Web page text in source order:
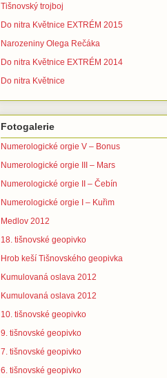
Tišnovský trojboj
Do nitra Květnice EXTRÉM 2015
Narozeniny Olega Rečáka
Do nitra Květnice EXTRÉM 2014
Do nitra Květnice
Fotogalerie
Numerologické orgie V – Bonus
Numerologické orgie III – Mars
Numerologické orgie II – Čebín
Numerologické orgie I – Kuřim
Medlov 2012
18. tišnovské geopivko
Hrob keší Tišnovského geopivka
Kumulovaná oslava 2012
Kumulovaná oslava 2012
10. tišnovské geopivko
9. tišnovské geopivko
7. tišnovské geopivko
6. tišnovské geopivko